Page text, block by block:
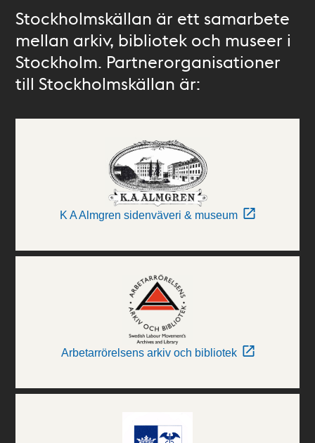
Stockholmskällan är ett samarbete
mellan arkiv, bibliotek och museer i
Stockholm. Partnerorganisationer
till Stockholmskällan är:
K A Almgren sidenväveri & museum
Arbetarrörelsens arkiv och bibliotek